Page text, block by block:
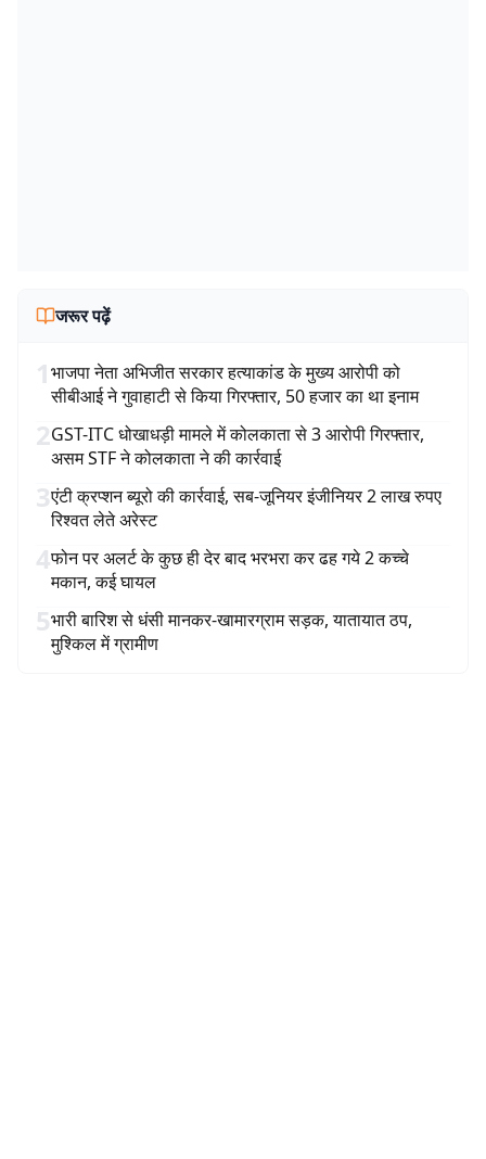
जरूर पढ़ें
1भाजपा नेता अभिजीत सरकार हत्याकांड के मुख्य आरोपी को
सीबीआई ने गुवाहाटी से किया गिरफ्तार, 50 हजार का था इनाम
2GST-ITC धोखाधड़ी मामले में कोलकाता से 3 आरोपी गिरफ्तार,
असम STF ने कोलकाता ने की कार्रवाई
3एंटी क्रप्शन ब्यूरो की कार्रवाई, सब-जूनियर इंजीनियर 2 लाख रुपए
रिश्वत लेते अरेस्ट
4फोन पर अलर्ट के कुछ ही देर बाद भरभरा कर ढह गये 2 कच्चे
मकान, कई घायल
5भारी बारिश से धंसी मानकर-खामारग्राम सड़क, यातायात ठप,
मुश्किल में ग्रामीण